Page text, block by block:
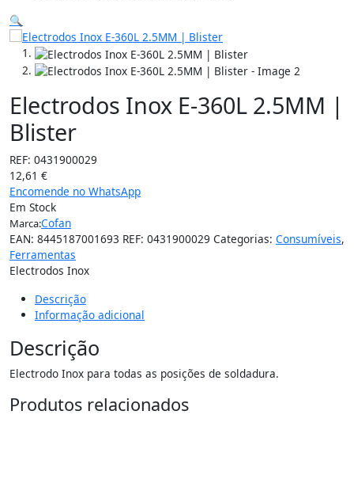
🔍
Electrodos Inox E-360L 2.5MM |
Blister
REF: 0431900029
12,61 €
Encomende no WhatsApp
Em Stock
Marca:Cofan
EAN: 8445187001693 REF: 0431900029 Categorias: Consumíveis,
Ferramentas
Electrodos Inox
Descrição
Informação adicional
Descrição
Electrodo Inox para todas as posições de soldadura.
Produtos relacionados